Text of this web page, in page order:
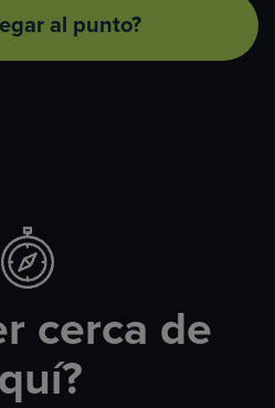
al punto?
cerca de